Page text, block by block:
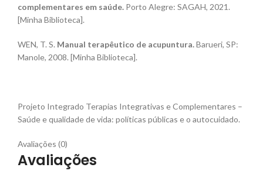
complementares em saúde. Porto Alegre: SAGAH, 2021.
[Minha Biblioteca].
WEN, T. S. Manual terapêutico de acupuntura.Barueri, SP:
Manole, 2008. [Minha Biblioteca].
Projeto Integrado Terapias Integrativas e Complementares –
Saúde e qualidade de vida: políticas públicas e o autocuidado.
Avaliações (0)
Avaliações